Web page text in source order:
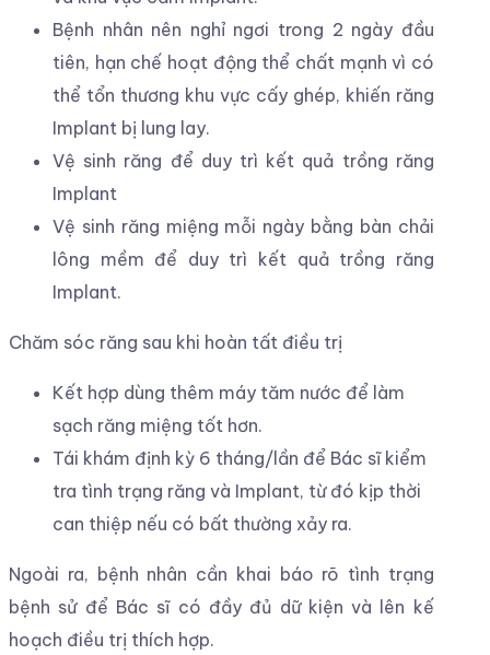
Ngoài ra, bệnh nhân cần khai báo rõ tình trạng
bệnh sử để Bác sĩ có đầy đủ dữ kiện và lên kế
hoạch điều trị thích hợp.